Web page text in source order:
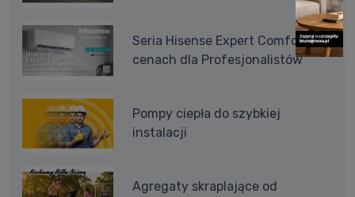
Seria Hisense Expert Comfort w
cenach dla Profesjonalistów
Pompy ciepła do szybkiej
instalacji
Agregaty skraplające od